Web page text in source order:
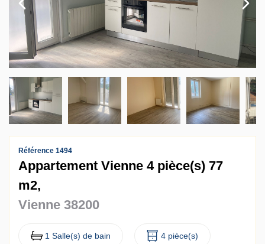
Estimation
Contact
Accès clients
Référence 1494
Appartement Vienne 4 pièce(s) 77
m2,
Vienne 38200
1 Salle(s) de bain 4 pièce(s)